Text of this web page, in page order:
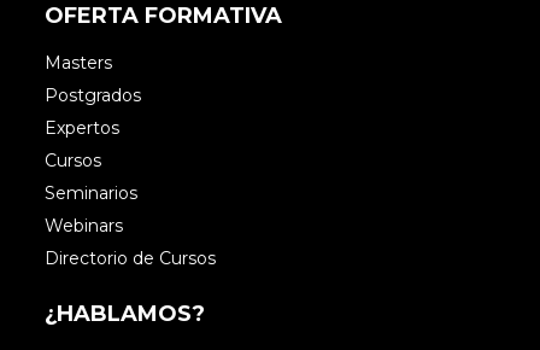
OFERTA FORMATIVA
Masters
Postgrados
Expertos
Cursos
Seminarios
Webinars
Directorio de Cursos
¿HABLAMOS?